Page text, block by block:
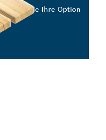
Wählen Sie Ihre Option